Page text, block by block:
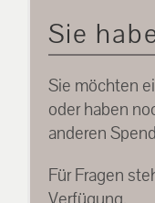
Sie
Sie möchten
oder haben
anderen
Für Fragen